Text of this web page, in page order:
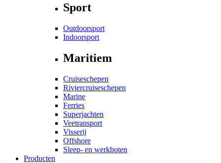
Sport
Outdoorsport
Indoorsport
Maritiem
Cruiseschepen
Riviercruiseschepen
Marine
Ferries
Superjachten
Veetransport
Visserij
Offshore
Sleep- en werkboten
Producten